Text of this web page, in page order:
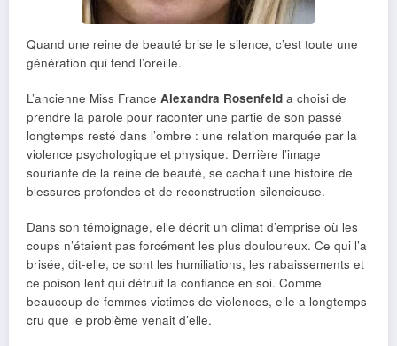
Quand une reine de beauté brise le silence, c’est toute une
génération qui tend l’oreille.
L’ancienne Miss France Alexandra Rosenfeld a choisi de
prendre la parole pour raconter une partie de son passé
longtemps resté dans l’ombre : une relation marquée par la
violence psychologique et physique. Derrière l’image
souriante de la reine de beauté, se cachait une histoire de
blessures profondes et de reconstruction silencieuse.
Dans son témoignage, elle décrit un climat d’emprise où les
coups n’étaient pas forcément les plus douloureux. Ce qui l’a
brisée, dit-elle, ce sont les humiliations, les rabaissements et
ce poison lent qui détruit la confiance en soi. Comme
beaucoup de femmes victimes de violences, elle a longtemps
cru que le problème venait d’elle.